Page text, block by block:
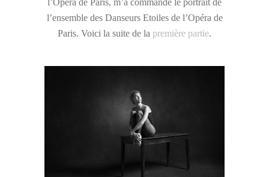
l’ensemble des Danseurs Etoiles de l’Opéra de
Paris. Voici la suite de la première partie.